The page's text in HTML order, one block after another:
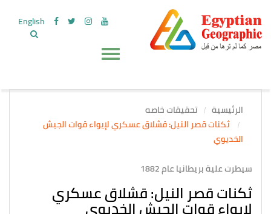
English
الرئيسية
تحقيقات خاصه
ثكنات قصر النيل: قشلاق عسكري لإيواء قوات الجيش
الخديوي
سيطرت علية بريطانيا عام 1882
ثكنات قصر النيل: قشلاق عسكري